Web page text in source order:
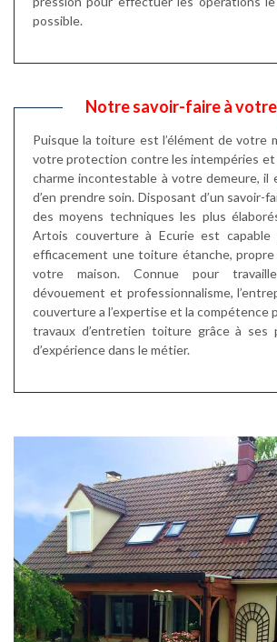
possible.
Notre savoir-faire à
Puisque la toiture est l’élément de votre
votre protection contre les intempéries
charme incontestable à votre demeure, il
d’en prendre soin. Disposant d’un savoir-
des moyens techniques les plus
Artois couverture à Ecurie est capable
efficacement une toiture étanche,
votre maison. Connue pour
dévouement et professionnalisme,
couverture a l’expertise et la compétence
travaux d’entretien toiture grâce à ses
d’expérience dans le métier.